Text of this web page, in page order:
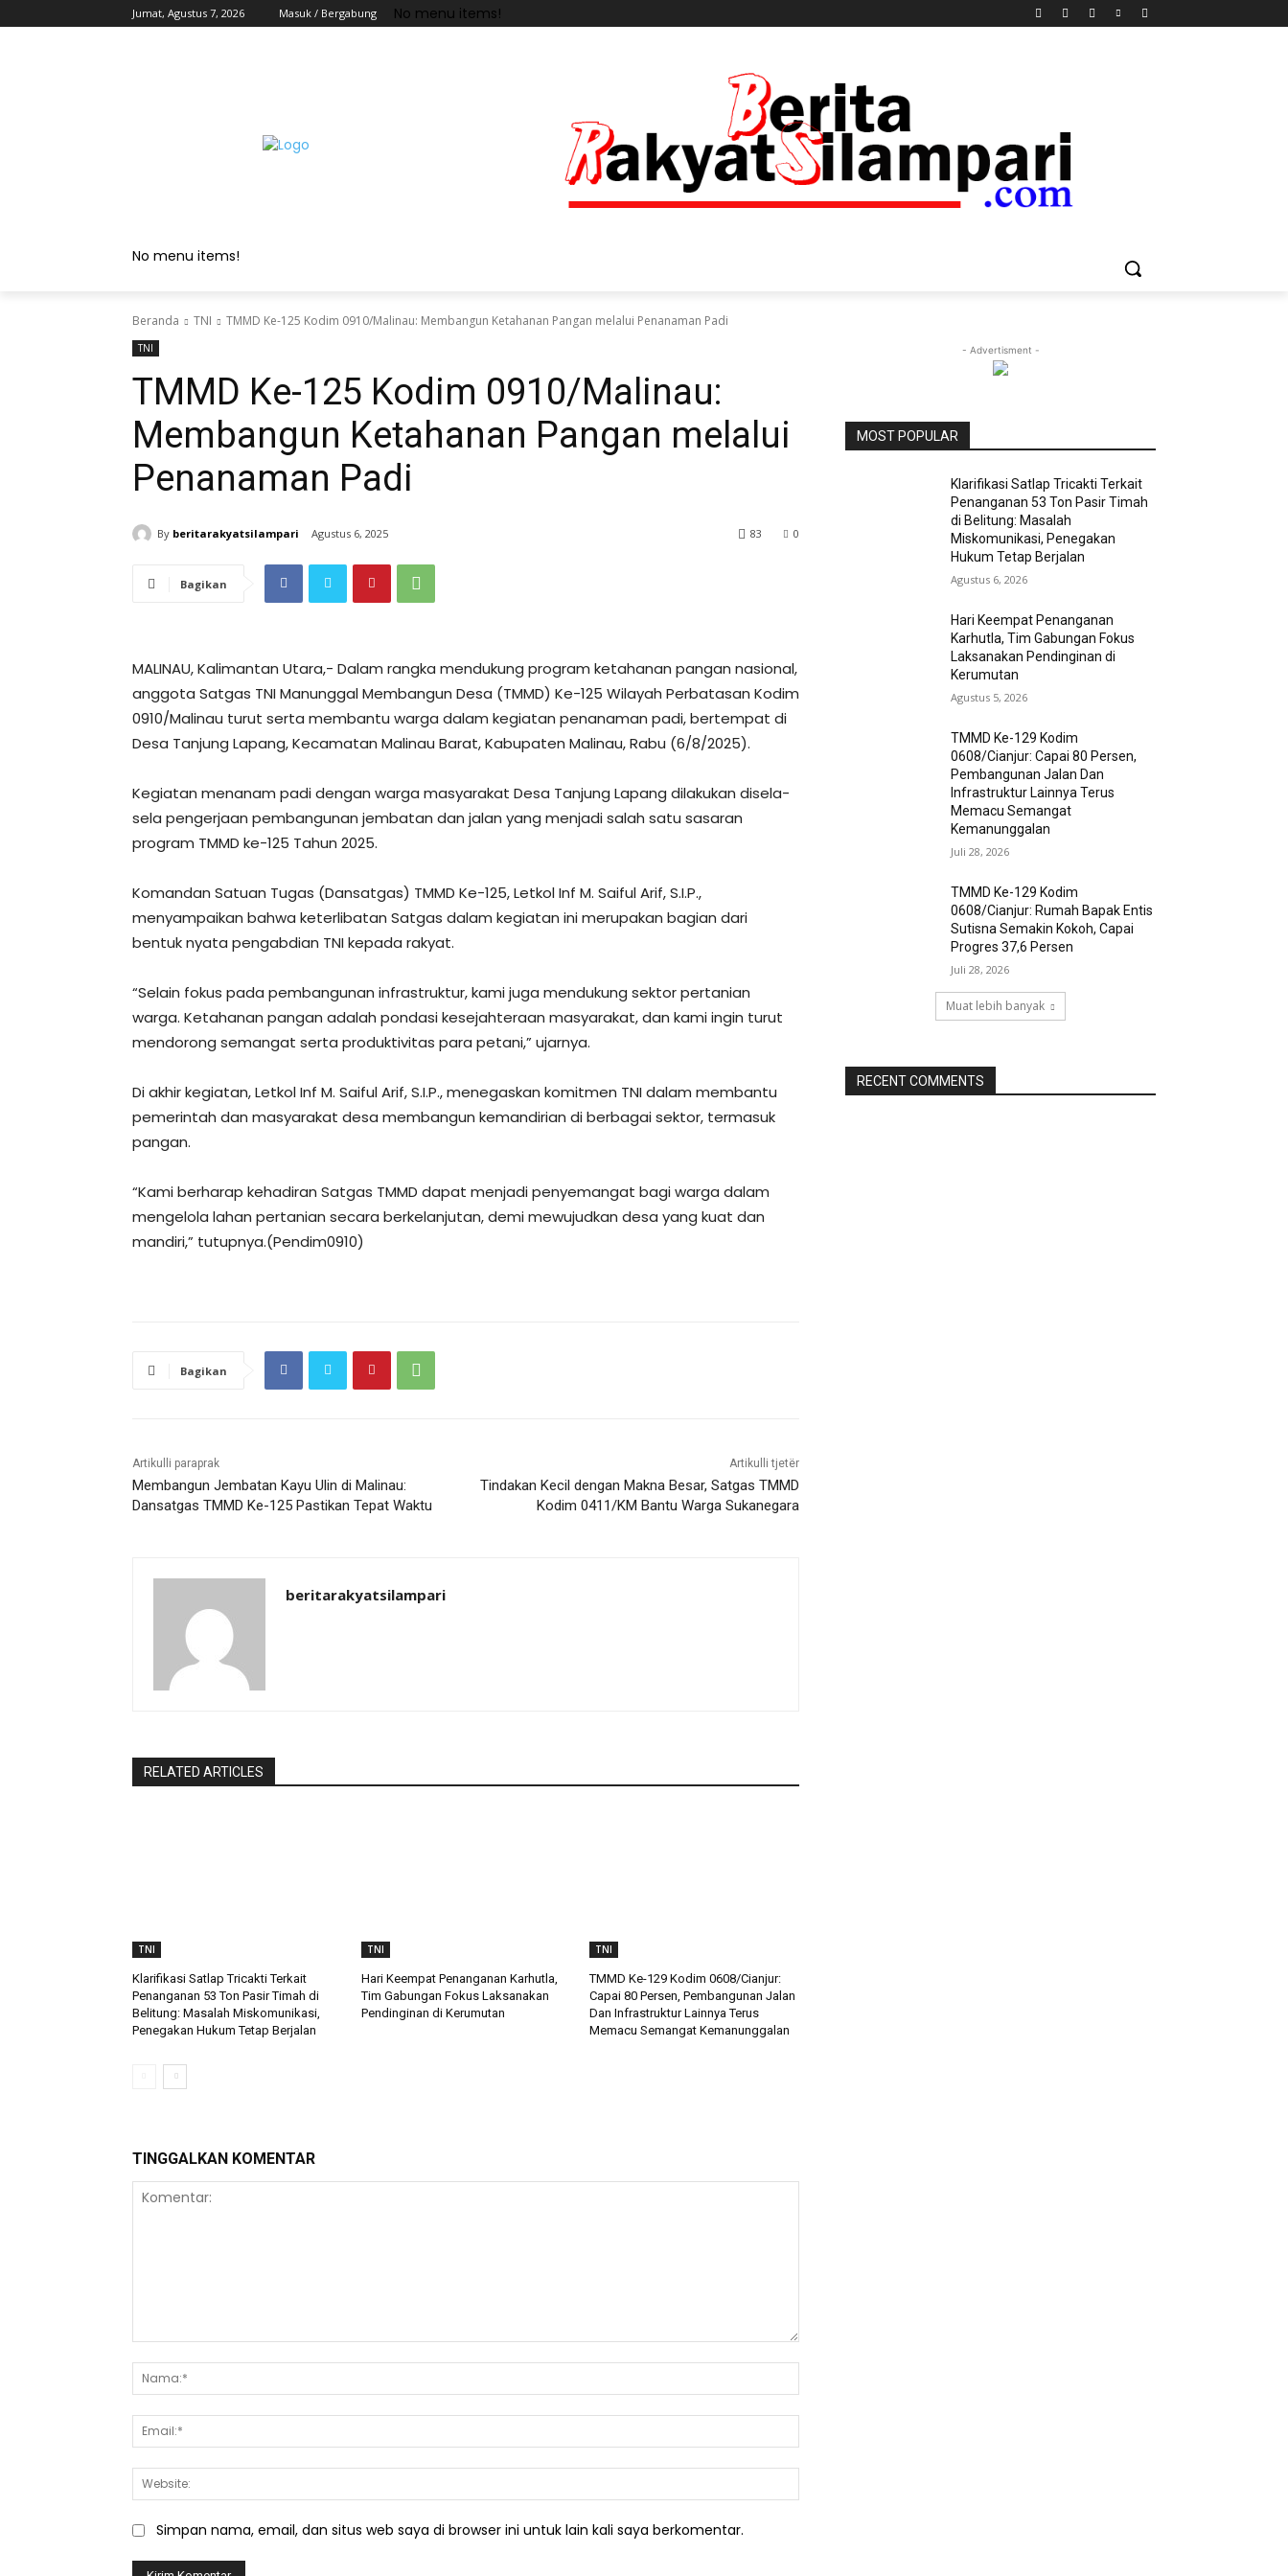
Jumat, Agustus 7, 2026 Masuk / Bergabung No menu items!
No menu items!
Beranda TNI TMMD Ke-125 Kodim 0910/Malinau: Membangun Ketahanan Pangan melalui Penanaman Padi
TNI
TMMD Ke-125 Kodim 0910/Malinau:
Membangun Ketahanan Pangan melalui
Penanaman Padi
By beritarakyatsilampari Agustus 6, 2025 0
83
Bagikan
MALINAU, Kalimantan Utara,- Dalam rangka mendukung program ketahanan pangan nasional,
anggota Satgas TNI Manunggal Membangun Desa (TMMD) Ke-125 Wilayah Perbatasan Kodim
0910/Malinau turut serta membantu warga dalam kegiatan penanaman padi, bertempat di
Desa Tanjung Lapang, Kecamatan Malinau Barat, Kabupaten Malinau, Rabu (6/8/2025).
Kegiatan menanam padi dengan warga masyarakat Desa Tanjung Lapang dilakukan disela-
sela pengerjaan pembangunan jembatan dan jalan yang menjadi salah satu sasaran
program TMMD ke-125 Tahun 2025.
Komandan Satuan Tugas (Dansatgas) TMMD Ke-125, Letkol Inf M. Saiful Arif, S.I.P.,
menyampaikan bahwa keterlibatan Satgas dalam kegiatan ini merupakan bagian dari
bentuk nyata pengabdian TNI kepada rakyat.
“Selain fokus pada pembangunan infrastruktur, kami juga mendukung sektor pertanian
warga. Ketahanan pangan adalah pondasi kesejahteraan masyarakat, dan kami ingin turut
mendorong semangat serta produktivitas para petani,” ujarnya.
Di akhir kegiatan, Letkol Inf M. Saiful Arif, S.I.P., menegaskan komitmen TNI dalam membantu
pemerintah dan masyarakat desa membangun kemandirian di berbagai sektor, termasuk
pangan.
“Kami berharap kehadiran Satgas TMMD dapat menjadi penyemangat bagi warga dalam
mengelola lahan pertanian secara berkelanjutan, demi mewujudkan desa yang kuat dan
mandiri,” tutupnya.(Pendim0910)
Bagikan
Artikulli paraprak
Membangun Jembatan Kayu Ulin di Malinau:
Dansatgas TMMD Ke-125 Pastikan Tepat Waktu
Artikulli tjetër
Tindakan Kecil dengan Makna Besar, Satgas TMMD
Kodim 0411/KM Bantu Warga Sukanegara
beritarakyatsilampari
RELATED ARTICLES
TNI
Klarifikasi Satlap Tricakti Terkait
Penanganan 53 Ton Pasir Timah di
Belitung: Masalah Miskomunikasi,
Penegakan Hukum Tetap Berjalan
TNI
Hari Keempat Penanganan Karhutla,
Tim Gabungan Fokus Laksanakan
Pendinginan di Kerumutan
TNI
TMMD Ke-129 Kodim 0608/Cianjur:
Capai 80 Persen, Pembangunan Jalan
Dan Infrastruktur Lainnya Terus
Memacu Semangat Kemanunggalan
TINGGALKAN KOMENTAR
Simpan nama, email, dan situs web saya di browser ini untuk lain kali saya berkomentar.
- Advertisment -
MOST POPULAR
Klarifikasi Satlap Tricakti Terkait
Penanganan 53 Ton Pasir Timah
di Belitung: Masalah
Miskomunikasi, Penegakan
Hukum Tetap Berjalan
Agustus 6, 2026
Hari Keempat Penanganan
Karhutla, Tim Gabungan Fokus
Laksanakan Pendinginan di
Kerumutan
Agustus 5, 2026
TMMD Ke-129 Kodim
0608/Cianjur: Capai 80 Persen,
Pembangunan Jalan Dan
Infrastruktur Lainnya Terus
Memacu Semangat
Kemanunggalan
Juli 28, 2026
TMMD Ke-129 Kodim
0608/Cianjur: Rumah Bapak Entis
Sutisna Semakin Kokoh, Capai
Progres 37,6 Persen
Juli 28, 2026
Muat lebih banyak
RECENT COMMENTS